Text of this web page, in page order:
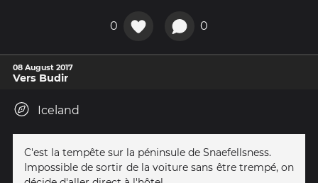
0 0
08 August 2017
Vers Budir
Iceland
C'est la tempête sur la péninsule de Snaefellsness.
Impossible de sortir de la voiture sans être trempé, on